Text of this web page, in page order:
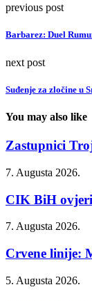
previous post
Barbarez: Duel
next post
Suđenje za zločine u
You may also like
Zastupnici
7. Augusta 2026.
CIK BiH
7. Augusta 2026.
Crvene linije:
5. Augusta 2026.